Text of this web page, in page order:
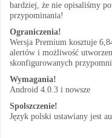
bardziej, że nie opisaliśmy
przypominania!
Ograniczenia!
Wersja Premium kosztuje
alertów i możliwość
skonfigurowanych
Wymagania!
Android 4.0.3 i nowsze
Spolszczenie!
Język polski ustawiany jest